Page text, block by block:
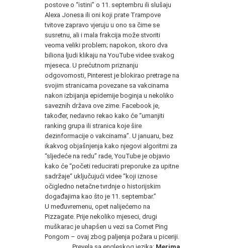
postove o “istini” o 11. septembru ili slušaju
Alexa Jonesa ili oni koji prate Trampove
tvitove zapravo vjeruju u ono sa čime se
susretnu, ali i mala frakcija može stvoriti
veoma veliki problem; napokon, skoro dva
biliona ljudi klikaju na YouTube videe svakog
mjeseca. U prećutnom priznanju
odgovornosti, Pinterest je blokirao pretrage na
svojim stranicama povezane sa vakcinama
nakon izbijanja epidemije boginja u nekoliko
saveznih država ove zime. Facebook je,
također, nedavno rekao kako će “umanjiti
ranking grupa ili stranica koje šire
dezinformacije o vakcinama”. U januaru, bez
ikakvog objašnjenja kako njegovi algoritmi za
“sljedeće na redu” rade, YouTube je objavio
kako će “početi reducirati preporuke za upitne
sadržaje“ uključujući videe “koji iznose
očigledno netačne tvrdnje o historijskim
događajima kao što je 11. septembar.”
U međuvremenu, opet nalijećemo na
Pizzagate. Prije nekoliko mjeseci, drugi
muškarac je uhapšen u vezi sa Comet Ping
Pongom – ovaj zbog paljenja požara u piceriji.